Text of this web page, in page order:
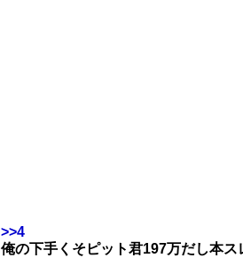
>>4
俺の下手くそピット君197万だし本